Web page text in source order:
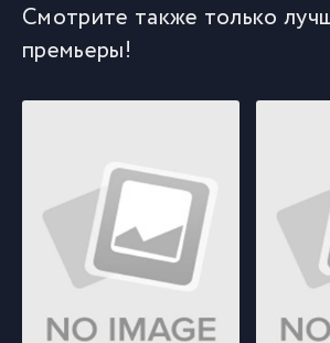
Смотрите также только
премьеры!